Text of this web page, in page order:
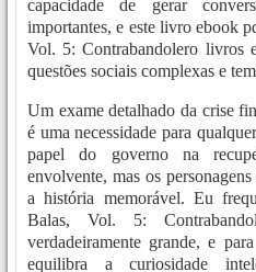
capacidade de gerar
importantes, e este livro ebook
Vol. 5: Contrabandolero livros
questões sociais complexas e
Um exame detalhado da crise
é uma necessidade para
papel do governo na
envolvente, mas os
a história memorável. Eu
Balas, Vol. 5:
verdadeiramente grande, e
equilibra a curiosidade